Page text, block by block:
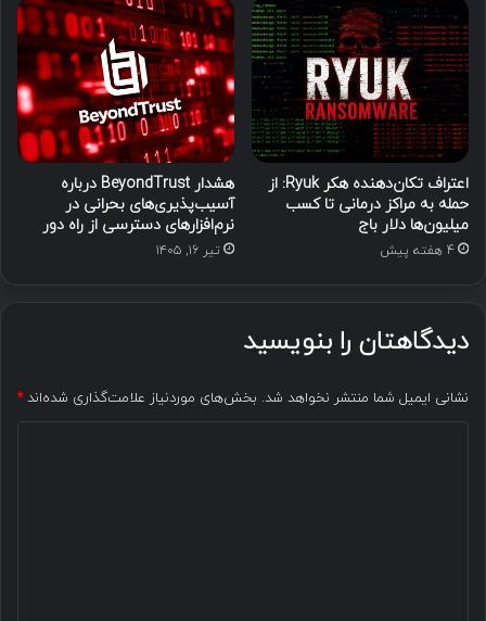
اعتراف تکان‌دهنده هکر Ryuk: از
حمله به مراکز درمانی تا کسب
میلیون‌ها دلار باج
4 هفته پیش
هشدار BeyondTrust درباره
آسیب‌پذیری‌های بحرانی در
نرم‌افزارهای دسترسی از راه دور
تیر ۱۶, ۱۴۰۵
دیدگاهتان را بنویسید
نشانی ایمیل شما منتشر نخواهد شد. بخش‌های موردنیاز علامت‌گذاری شده‌اند*